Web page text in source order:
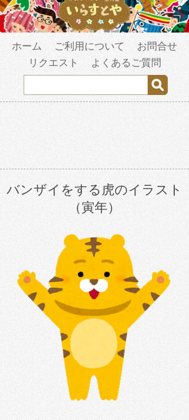
ホーム ご利用について
お問合せ
リクエスト
よくあるご質問
バンザイをする虎のイラスト
（寅年）